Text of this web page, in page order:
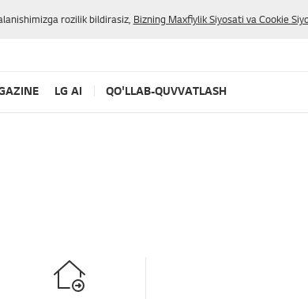
rozilik bildirasiz, Bizning Maxfiylik Siyosati va Cookie
LG AI QO'LLAB-QUVVATLASH